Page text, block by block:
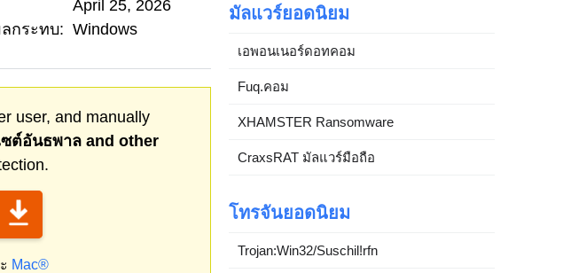
April 25, 2026
กระทบ: Windows
user, and manually
ซต์อันธพาล and other
Mac®
มัลแวร์ยอดนิยม
เอพอนเนอร์ดอทคอม
Fuq.คอม
XHAMSTER Ransomware
CraxsRAT มัลแวร์มือถือ
โทรจันยอดนิยม
Trojan:Win32/Suschil!rfn